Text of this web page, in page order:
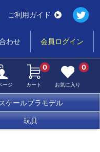
ご利用ガイド
わせ 会員ログイン
ージ カート
0
お気に入り
0
スケールプラモデル
玩具